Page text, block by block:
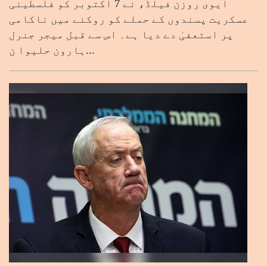
ایوی روزن فیلڈ، نے 7 اکتوبر کو فلسطینی
عسکریت پسندوں کے حملے کو روکنے میں ناکامی
پر استعفیٰ دے دیا ہے۔ اس سے قبل میجر جنرل
ہارون حلیوا ن...